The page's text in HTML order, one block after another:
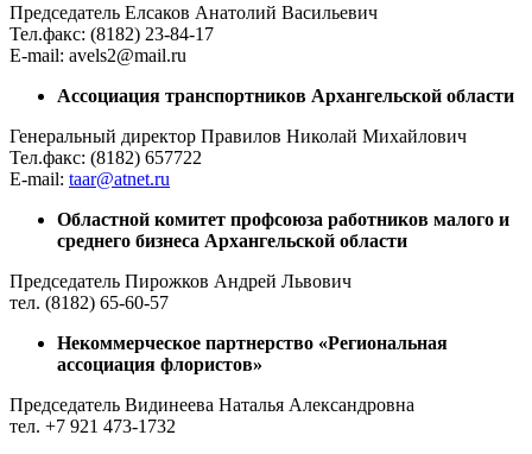
Председатель Елсаков Анатолий Васильевич
Тел.факс: (8182) 23-84-17
E-mail: avels2@mail.ru
Ассоциация транспортников Архангельской области
Генеральный директор Правилов Николай Михайлович
Тел.факс: (8182) 657722
E-mail: taar@atnet.ru
Областной комитет профсоюза работников малого и
среднего бизнеса Архангельской области
Председатель Пирожков Андрей Львович
тел. (8182) 65-60-57
Некоммерческое партнерство «Региональная
ассоциация флористов»
Председатель Видинеева Наталья Александровна
тел. +7 921 473-1732